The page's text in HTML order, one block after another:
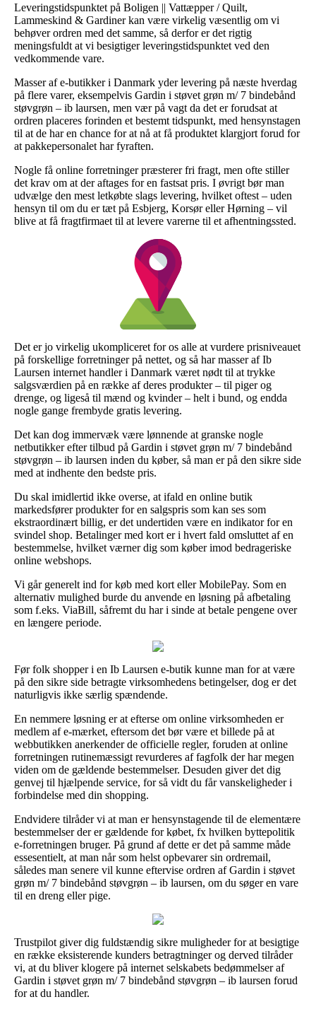
Leveringstidspunktet på Boligen || Vattæpper / Quilt,
Lammeskind & Gardiner kan være virkelig væsentlig om vi
behøver ordren med det samme, så derfor er det rigtig
meningsfuldt at vi besigtiger leveringstidspunktet ved den
vedkommende vare.
Masser af e-butikker i Danmark yder levering på næste hverdag
på flere varer, eksempelvis Gardin i støvet grøn m/ 7 bindebånd
støvgrøn – ib laursen, men vær på vagt da det er forudsat at
ordren placeres forinden et bestemt tidspunkt, med hensynstagen
til at de har en chance for at nå at få produktet klargjort forud for
at pakkepersonalet har fyraften.
Nogle få online forretninger præsterer fri fragt, men ofte stiller
det krav om at der aftages for en fastsat pris. I øvrigt bør man
udvælge den mest letkøbte slags levering, hvilket oftest – uden
hensyn til om du er tæt på Esbjerg, Korsør eller Hørning – vil
blive at få fragtfirmaet til at levere varerne til et afhentningssted.
Det er jo virkelig ukompliceret for os alle at vurdere prisniveauet
på forskellige forretninger på nettet, og så har masser af Ib
Laursen internet handler i Danmark været nødt til at trykke
salgsværdien på en række af deres produkter – til piger og
drenge, og ligeså til mænd og kvinder – helt i bund, og endda
nogle gange frembyde gratis levering.
Det kan dog immervæk være lønnende at granske nogle
netbutikker efter tilbud på Gardin i støvet grøn m/ 7 bindebånd
støvgrøn – ib laursen inden du køber, så man er på den sikre side
med at indhente den bedste pris.
Du skal imidlertid ikke overse, at ifald en online butik
markedsfører produkter for en salgspris som kan ses som
ekstraordinært billig, er det undertiden være en indikator for en
svindel shop. Betalinger med kort er i hvert fald omsluttet af en
bestemmelse, hvilket værner dig som køber imod bedrageriske
online webshops.
Vi går generelt ind for køb med kort eller MobilePay. Som en
alternativ mulighed burde du anvende en løsning på afbetaling
som f.eks. ViaBill, såfremt du har i sinde at betale pengene over
en længere periode.
Før folk shopper i en Ib Laursen e-butik kunne man for at være
på den sikre side betragte virksomhedens betingelser, dog er det
naturligvis ikke særlig spændende.
En nemmere løsning er at efterse om online virksomheden er
medlem af e-mærket, eftersom det bør være et billede på at
webbutikken anerkender de officielle regler, foruden at online
forretningen rutinemæssigt revurderes af fagfolk der har megen
viden om de gældende bestemmelser. Desuden giver det dig
genvej til hjælpende service, for så vidt du får vanskeligheder i
forbindelse med din shopping.
Endvidere tilråder vi at man er hensynstagende til de elementære
bestemmelser der er gældende for købet, fx hvilken byttepolitik
e-forretningen bruger. På grund af dette er det på samme måde
essesentielt, at man når som helst opbevarer sin ordremail,
således man senere vil kunne eftervise ordren af Gardin i støvet
grøn m/ 7 bindebånd støvgrøn – ib laursen, om du søger en vare
til en dreng eller pige.
Trustpilot giver dig fuldstændig sikre muligheder for at besigtige
en række eksisterende kunders betragtninger og derved tilråder
vi, at du bliver klogere på internet selskabets bedømmelser af
Gardin i støvet grøn m/ 7 bindebånd støvgrøn – ib laursen forud
for at du handler.